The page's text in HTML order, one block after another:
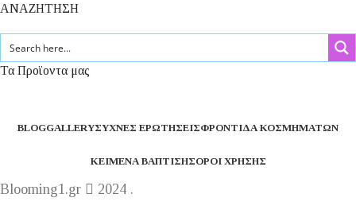
ΑΝΑΖΗΤΗΣΗ
Τα Προϊοντα μας
BLOGGALLERYΣΥΧΝΈΣ ΕΡΩΤΉΣΕΙΣΦΡΟΝΤΊΔΑ ΚΟΣΜΗΜΆΤΩΝ
ΚΕΊΜΕΝΑ ΒΆΠΤΙΣΗΣΌΡΟΙ ΧΡΉΣΗΣ
Blooming1.gr
2024 .